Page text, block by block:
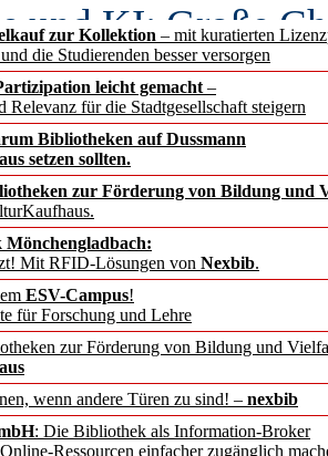
zur Kollektion – mit kuratierten
die Studierenden besser versorgen
leicht gemacht –
Relevanz für die Stadtgesellschaft steigern
Bibliotheken auf Dussmann
setzen sollten.
zur Förderung von Bildung und
Mit RFID-Lösungen von Nexbib.
ESV-Campus!
für Forschung und Lehre
zur Förderung von Bildung und
wenn andere Türen zu sind! – nexbib
: Die Bibliothek als Information-Broker
Ressourcen einfacher zugänglich
und KI: Große
erstes
Research –
Zeitschrift für